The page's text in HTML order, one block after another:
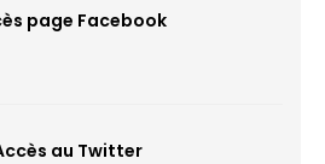
page Facebook
au Twitter